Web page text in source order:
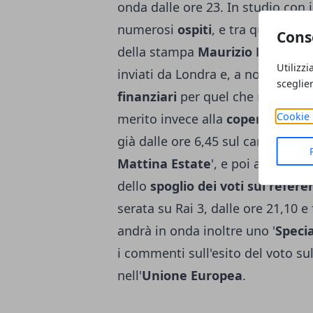
Cookie
onda dalle ore 23. In studio
numerosi ospiti, e tra questi
della stampa Maurizio Molinari
inviati da Londra e, a notte
finanziari per quel che riguarda
merito invece alla copertura
già dalle ore 6,45 sul canale
Mattina Estate', e poi a partire
dello spoglio dei voti sul
serata su Rai 3, dalle ore 21,10
andrà in onda inoltre uno '
i commenti sull'esito del voto
nell'Unione Europea.